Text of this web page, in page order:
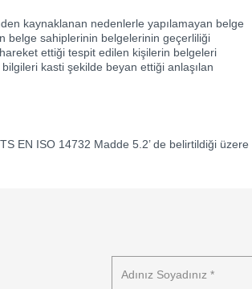
kaynaklanan nedenlerle yapılamayan belge
belge sahiplerinin belgelerinin geçerliliği
ettiği tespit edilen kişilerin belgeleri
kasti şekilde beyan ettiği anlaşılan
EN ISO 14732 Madde 5.2’ de belirtildiği üzere